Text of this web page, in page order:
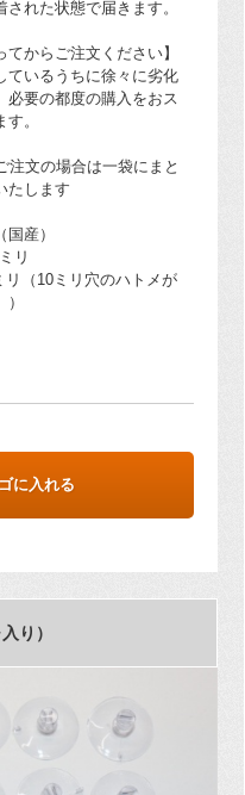
された状態で届きます。
てからご注文ください】
ているうちに徐々に劣化
必要の都度の購入をおス
。
注文の場合は一袋にまと
たします
産）
リ
リ（10ミリ穴のハトメが
に入れる
り）